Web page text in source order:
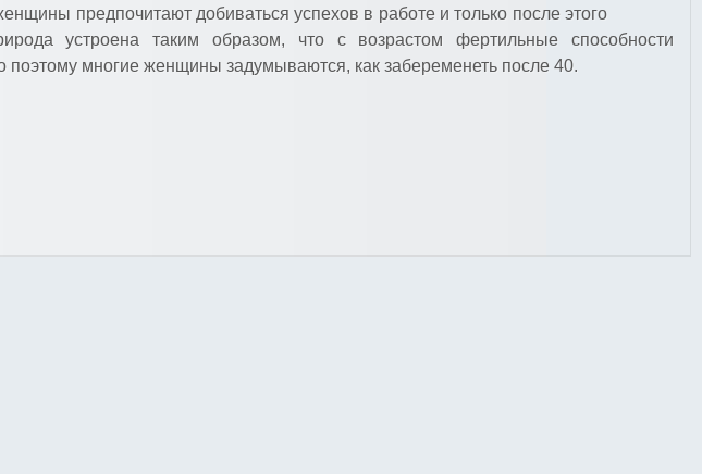
предпочитают добиваться успехов в работе и только после этого
устроена таким образом, что с возрастом фертильные способности
многие женщины задумываются, как забеременеть после 40.